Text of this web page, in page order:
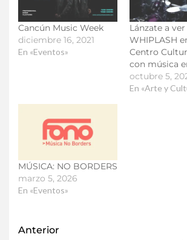
Cancún Music Week
diciembre 16, 2021
En «Eventos»
Lánzate a ver
WHIPLASH
Centro
con música
octubre 5,
En «Arte y
MÚSICA: NO BORDERS
marzo 5, 2026
En «Eventos»
Anterior